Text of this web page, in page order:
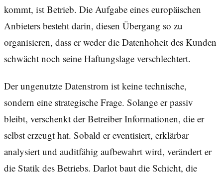
kommt, ist Betrieb. Die Aufgabe eines europäischen
Anbieters besteht darin, diesen Übergang so zu
organisieren, dass er weder die Datenhoheit des Kunden
schwächt noch seine Haftungslage verschlechtert.
Der ungenutzte Datenstrom ist keine technische,
sondern eine strategische Frage. Solange er passiv
bleibt, verschenkt der Betreiber Informationen, die er
selbst erzeugt hat. Sobald er eventisiert, erklärbar
analysiert und auditfähig aufbewahrt wird, verändert er
die Statik des Betriebs. Darlot baut die Schicht, die